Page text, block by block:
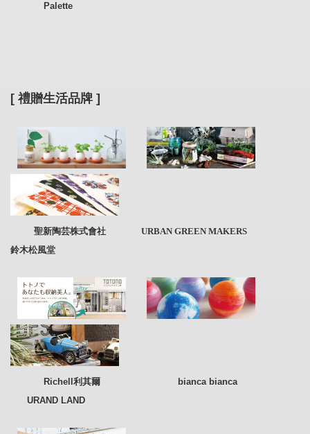
Palette
[ 禮贈生活品牌 ]
聖新陶芸株式會社 URBAN GREEN MAKERS
鈴木松風堂
Richell利其爾
bianca bianca
URAND LAND